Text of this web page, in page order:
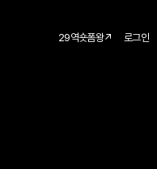
29역숏폼왕↗ 로그인